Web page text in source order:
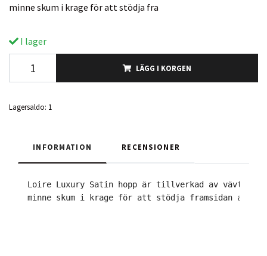
minne skum i krage för att stödja fra
I lager
LÄGG I KORGEN
Lagersaldo: 1
INFORMATION RECENSIONER
Loire Luxury Satin hopp är tillverkad av vävt
minne skum i krage för att stödja framsidan av